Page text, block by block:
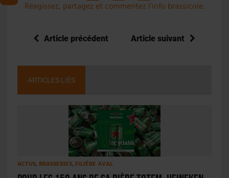
Réagissez, partagez et commentez l’info brassicole.
Article précédent Article suivant
ARTICLES LIÉS
ACTUS, BRASSERIES, FILIÈRE AVAL